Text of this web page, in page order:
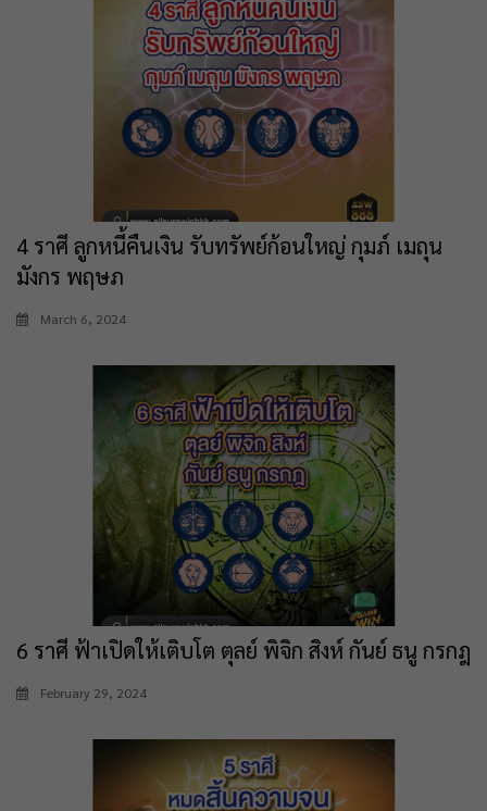
4 ราศี ลูกหนี้คืนเงิน รับทรัพย์ก้อนใหญ่ กุมภ์ เมถุน
มังกร พฤษภ
March 6, 2024
6 ราศี ฟ้าเปิดให้เติบโต ตุลย์ พิจิก สิงห์ กันย์ ธนู กรกฎ
February 29, 2024